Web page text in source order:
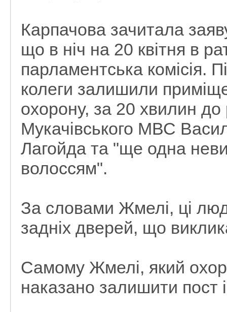
Карпачова зачитала
що в ніч на 20 квітня в
парламентська комісія.
колеги залишили
охорону, за 20 хвилин
Мукачівського МВС
Лагойда та "ще одна
волоссям".
За словами Жмелі, ці
задніх дверей, що
Самому Жмелі, який
наказано залишити пост